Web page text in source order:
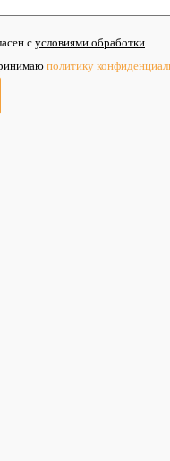
с условиями обработки
политику